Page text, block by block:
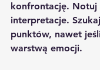
konfrontację. Notuj
interpretacje.
punktów, nawet
warstwą emocji.